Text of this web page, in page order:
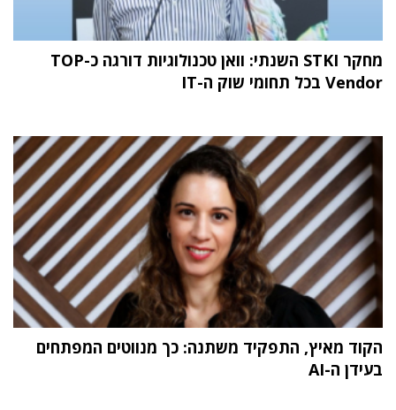
מחקר STKI השנתי: וואן טכנולוגיות דורגה כ-TOP
Vendor בכל תחומי שוק ה-IT
הקוד מאיץ, התפקיד משתנה: כך מנווטים המפתחים
בעידן ה-AI